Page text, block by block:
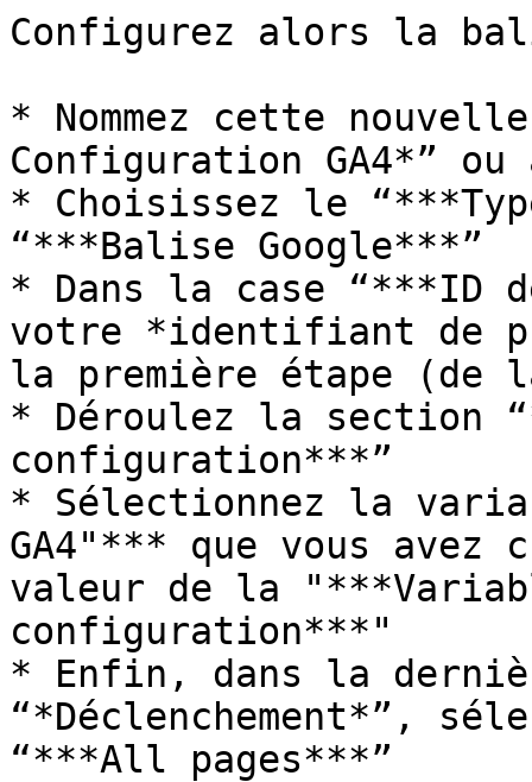
Configurez alors la
* Nommez cette
Configuration GA4*” ou
* Choisissez le
“***Balise Google***”
* Dans la case “***ID
votre *identifiant de
la première étape (de la
* Déroulez la section
configuration***”
* Sélectionnez la
GA4"*** que vous
valeur de la
configuration***"
* Enfin, dans la
“*Déclenchement*”,
“***All pages***”